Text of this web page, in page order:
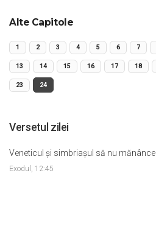
Alte Capitole
1 2 3 4 5 6 7
13 14 15 16 17 18
23 24
Versetul zilei
Veneticul şi simbriaşul să nu mănânce.
Exodul, 12:45